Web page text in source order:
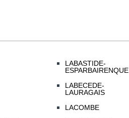
LABASTIDE-
ESPARBAIRENQUE
LABECEDE-
LAURAGAIS
LACOMBE